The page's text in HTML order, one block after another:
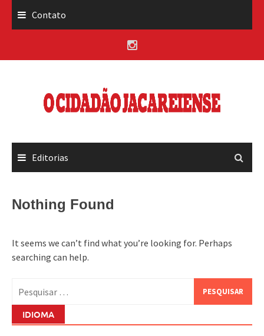
Contato
Editorias
Nothing Found
It seems we can’t find what you’re looking for. Perhaps
searching can help.
por:
IDIOMA